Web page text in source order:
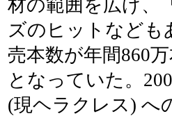
材の範囲を広げ、
ズのヒットなども
売本数が年間860
となっていた。
(現ヘラクレス) へ